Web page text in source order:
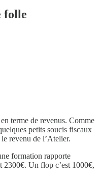
folle
terme de revenus. Comme
petits soucis fiscaux
revenu de l’Atelier.
formation rapporte
2300€. Un flop c’est 1000€,